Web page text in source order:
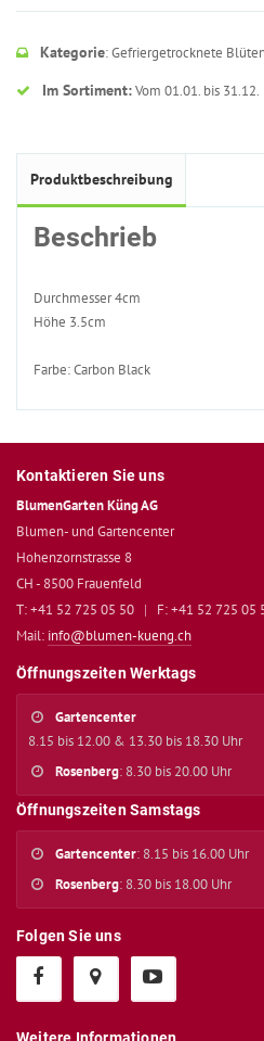
Kategorie: Gefriergetrocknete
Im Sortiment:Vom 01.01. bis 31.12.
Produktbeschreibung
Beschrieb
Durchmesser 4cm
Höhe 3.5cm
Farbe: Carbon Black
Kontaktieren Sie uns
BlumenGarten Küng AG
Blumen- und Gartencenter
Hohenzornstrasse 8
CH - 8500 Frauenfeld
T: +41 52 725 05 50 |
F: +41 52 725 05
Mail: info@blumen-kueng.ch
Öffnungszeiten Werktags
Gartencenter
8.15 bis 12.00 & 13.30 bis 18.30 Uhr
Rosenberg: 8.30 bis 20.00 Uhr
Öffnungszeiten Samstags
Gartencenter: 8.15 bis 16.00 Uhr
Rosenberg: 8.30 bis 18.00 Uhr
Folgen Sie uns